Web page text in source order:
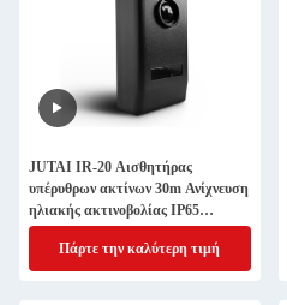
JUTAI IR-20 Αισθητήρας
υπέρυθρων ακτίνων 30m Ανίχνευση
ηλιακής ακτινοβολίας IP65
Αδιάβροχο
Πάρτε την καλύτερη τιμή